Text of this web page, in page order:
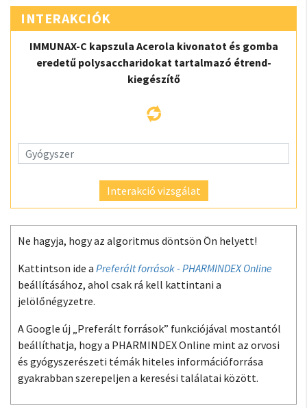
INTERAKCIÓK
IMMUNAX-C kapszula Acerola kivonatot és gomba
eredetű polysaccharidokat tartalmazó étrend-
kiegészítő
Interakció vizsgálat
Ne hagyja, hogy az algoritmus döntsön Ön helyett!
Kattintson ide a Preferált források - PHARMINDEX Online
beállításához, ahol csak rá kell kattintani a
jelölőnégyzetre.
A Google új „Preferált források” funkciójával mostantól
beállíthatja, hogy a PHARMINDEX Online mint az orvosi
és gyógyszerészeti témák hiteles információforrása
gyakrabban szerepeljen a keresési találatai között.